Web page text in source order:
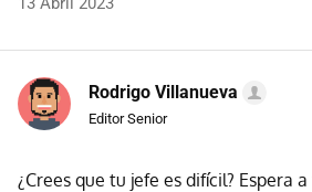
Rodrigo Villanueva
Editor Senior
¿Crees que tu jefe es difícil? Espera